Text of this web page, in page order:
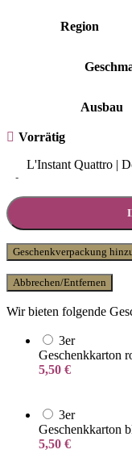
Region
Ausbau
Vorrätig
-
L'Instant Quattro |
Geschenkverpackung
Abbrechen/Entfernen
Wir bieten folgende
3er
Geschenkkarton
5,50 €
3er
Geschenkkarton
5,50 €